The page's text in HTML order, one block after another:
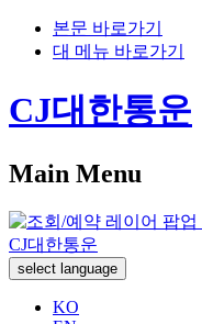
본문 바로가기
대 메뉴 바로가기
CJ대한통운
Main Menu
CJ대한통운
select language
KO